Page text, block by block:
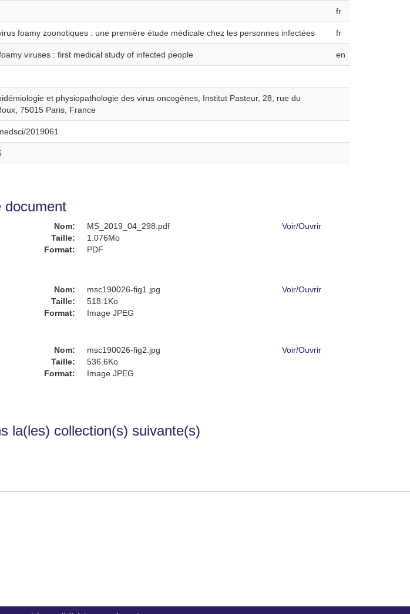
fr
foamy zoonotiques : une première étude médicale chez les personnes infectées fr
viruses : first medical study of infected people en
et physiopathologie des virus oncogènes, Institut Pasteur, 28, rue du
75015 Paris, France
2019061
document
Nom:
MS_2019_04_298.pdf
Taille:
1.076Mo
Format:
PDF
Voir/Ouvrir
Nom:
msc190026-fig1.jpg
Taille:
518.1Ko
Format:
Image JPEG
Voir/Ouvrir
Nom:
msc190026-fig2.jpg
Taille:
536.6Ko
Format:
Image JPEG
Voir/Ouvrir
la(les) collection(s) suivante(s)